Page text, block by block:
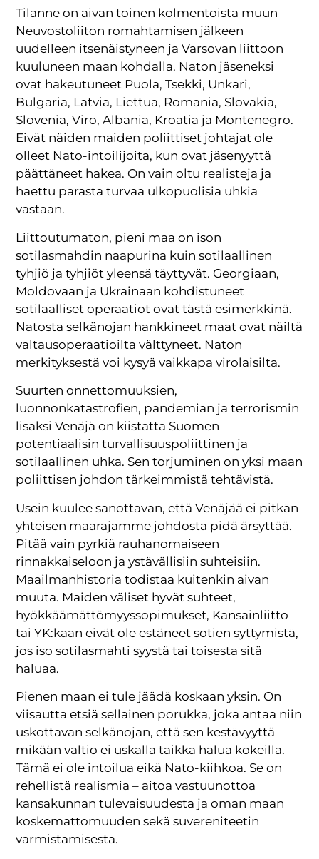
Tilanne on aivan toinen kolmentoista muun
Neuvostoliiton romahtamisen jälkeen
uudelleen itsenäistyneen ja Varsovan liittoon
kuuluneen maan kohdalla. Naton jäseneksi
ovat hakeutuneet Puola, Tsekki, Unkari,
Bulgaria, Latvia, Liettua, Romania, Slovakia,
Slovenia, Viro, Albania, Kroatia ja Montenegro.
Eivät näiden maiden poliittiset johtajat ole
olleet Nato-intoilijoita, kun ovat jäsenyyttä
päättäneet hakea. On vain oltu realisteja ja
haettu parasta turvaa ulkopuolisia uhkia
vastaan.
Liittoutumaton, pieni maa on ison
sotilasmahdin naapurina kuin sotilaallinen
tyhjiö ja tyhjiöt yleensä täyttyvät. Georgiaan,
Moldovaan ja Ukrainaan kohdistuneet
sotilaalliset operaatiot ovat tästä esimerkkinä.
Natosta selkänojan hankkineet maat ovat näiltä
valtausoperaatioilta välttyneet. Naton
merkityksestä voi kysyä vaikkapa virolaisilta.
Suurten onnettomuuksien,
luonnonkatastrofien, pandemian ja terrorismin
lisäksi Venäjä on kiistatta Suomen
potentiaalisin turvallisuuspoliittinen ja
sotilaallinen uhka. Sen torjuminen on yksi maan
poliittisen johdon tärkeimmistä tehtävistä.
Usein kuulee sanottavan, että Venäjää ei pitkän
yhteisen maarajamme johdosta pidä ärsyttää.
Pitää vain pyrkiä rauhanomaiseen
rinnakkaiseloon ja ystävällisiin suhteisiin.
Maailmanhistoria todistaa kuitenkin aivan
muuta. Maiden väliset hyvät suhteet,
hyökkäämättömyyssopimukset, Kansainliitto
tai YK:kaan eivät ole estäneet sotien syttymistä,
jos iso sotilasmahti syystä tai toisesta sitä
haluaa.
Pienen maan ei tule jäädä koskaan yksin. On
viisautta etsiä sellainen porukka, joka antaa niin
uskottavan selkänojan, että sen kestävyyttä
mikään valtio ei uskalla taikka halua kokeilla.
Tämä ei ole intoilua eikä Nato-kiihkoa. Se on
rehellistä realismia – aitoa vastuunottoa
kansakunnan tulevaisuudesta ja oman maan
koskemattomuuden sekä suvereniteetin
varmistamisesta.